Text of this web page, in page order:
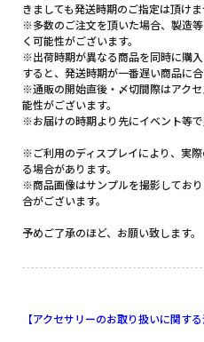
きましても発送時期のご指定は頂けま
※多数のご注文を頂いた場合、製造
く可能性がございます。
※出荷時期が異なる商品を同時に購
すると、発送時期が一番遅い商品に
※通販の開始直後・〆切間際はアク
能性がございます。
※お届けの時期より先にイベント等で
※ご利用のディスプレイにより、実
る場合があります。
※商品画像はサンプルを撮影してお
合がございます。
予めご了承のほど、お願い致します。
【アクセサリーのお取り扱いに関する